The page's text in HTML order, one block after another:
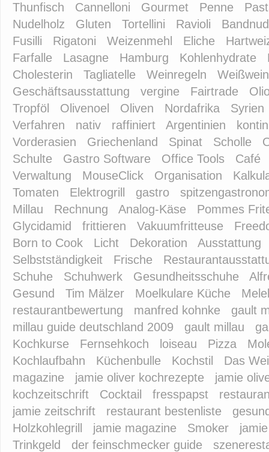
Thunfisch
Cannelloni Gourmet Penne
Nudelholz
Gluten Tortellini Ravioli
Fusilli
Rigatoni Weizenmehl Eliche
Farfalle
Lasagne Hamburg Kohlenhydrate
Cholesterin
Tagliatelle Weinregeln
Weißwein
Geschäftsausstattung
vergine Fairtrade
Tropföl
Olivenoel Oliven Nordafrika
Syrien
Verfahren
nativ raffiniert Argentinien
Vorderasien
Griechenland Spinat Scholle
Schulte
Gastro Software Office Tools
Café
Verwaltung
MouseClick Organisation
Tomaten
Elektrogrill gastro
Millau
Rechnung Analog-Käse
Pommes
Glycidamid
frittieren Vakuumfritteuse
Born to Cook
Licht Dekoration
Ausstattung
Selbstständigkeit
Frische
Schuhe
Schuhwerk Gesundheitsschuhe
Gesund
Tim Mälzer Moelkulare Küche
restaurantbewertung
manfred kohnke
gault
millau guide deutschland 2009
gault millau
Kochkurse
Fernsehkoch loiseau Pizza
Kochlaufbahn
Küchenbulle Kochstil
Das
magazine
jamie oliver kochrezepte
jamie
kochzeitschrift
Cocktail fresspapst
jamie zeitschrift
restaurant bestenliste
Holzkohlegrill
jamie magazine Smoker
Trinkgeld
der feinschmecker guide